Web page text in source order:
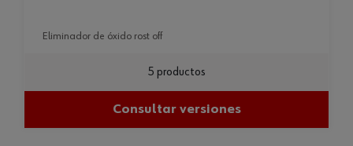
eliminador de óxido rost off
5 productos
Consultar versiones